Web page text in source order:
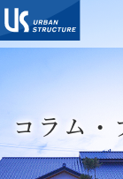
コラム・